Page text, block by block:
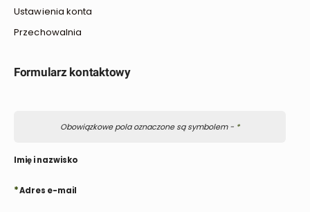
Ustawienia konta
Przechowalnia
Formularz kontaktowy
Obowiązkowe pola oznaczone są symbolem - *
Imię i nazwisko
*Adres e-mail